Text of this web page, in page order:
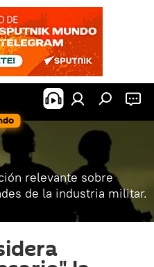
relevante sobre
de la industria militar.